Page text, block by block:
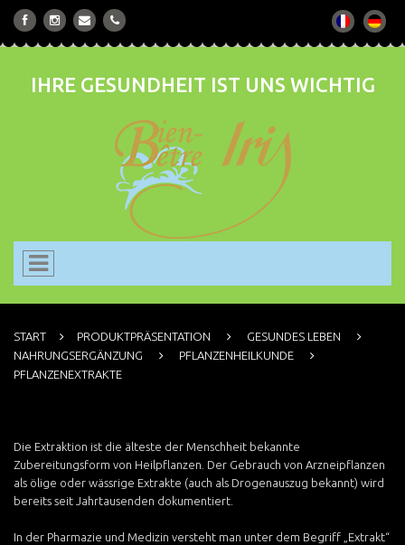
IHRE GESUNDHEIT IST UNS WICHTIG
START PRODUKTPRÄSENTATION
GESUNDES LEBEN
NAHRUNGSERGÄNZUNG
PFLANZENHEILKUNDE
PFLANZENEXTRAKTE
Die Extraktion ist die älteste der Menschheit bekannte
Zubereitungsform von Heilpflanzen. Der Gebrauch von Arzneipflanzen
als ölige oder wässrige Extrakte (auch als Drogenauszug bekannt) wird
bereits seit Jahrtausenden dokumentiert.
In der Pharmazie und Medizin versteht man unter dem Begriff „Extrakt“